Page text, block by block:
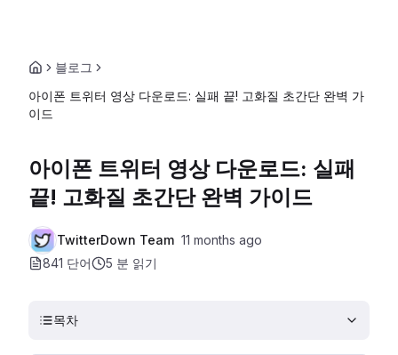
블로그
아이폰 트위터 영상 다운로드: 실패 끝! 고화질 초간단 완벽 가
이드
아이폰 트위터 영상 다운로드: 실패
끝! 고화질 초간단 완벽 가이드
TwitterDown Team 11 months ago
841 단어
5 분 읽기
목차